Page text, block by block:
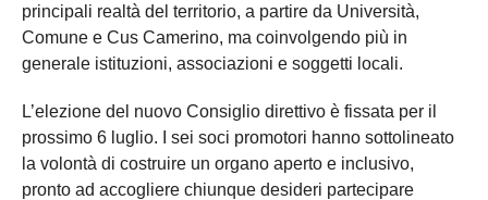
principali realtà del territorio, a partire da Università,
Comune e Cus Camerino, ma coinvolgendo più in
generale istituzioni, associazioni e soggetti locali.
L’elezione del nuovo Consiglio direttivo è fissata per il
prossimo 6 luglio. I sei soci promotori hanno sottolineato
la volontà di costruire un organo aperto e inclusivo,
pronto ad accogliere chiunque desideri partecipare